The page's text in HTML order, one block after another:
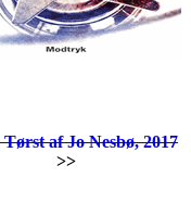
Tørst af Jo Nesbø, 2017
>>